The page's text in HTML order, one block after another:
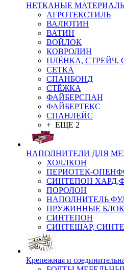
НЕТКАНЫЕ
АГРОТЕКСТИЛЬ
ВАЛЮТИН
ВАТИН
ВОЙЛОК
КОВРОЛИН
ПЛЁНКА, СТРЕЙЧ,
СЕТКА
СПАНБОНД
СТЁЖКА
ФАЙБЕРСПАН
ФАЙБЕРТЕКС
СПАНЛЕЙС
+ ЕЩЕ 2
НАПОЛНИТЕЛИ ДЛЯ
ХОЛЛКОН
ПЕРИОТЕК-
СИНТЕПОН
ПОРОЛОН
НАПОЛНИТЕЛЬ
ПРУЖИННЫЕ
СИНТЕПОН
СИНТЕШАР,
Крепежная и